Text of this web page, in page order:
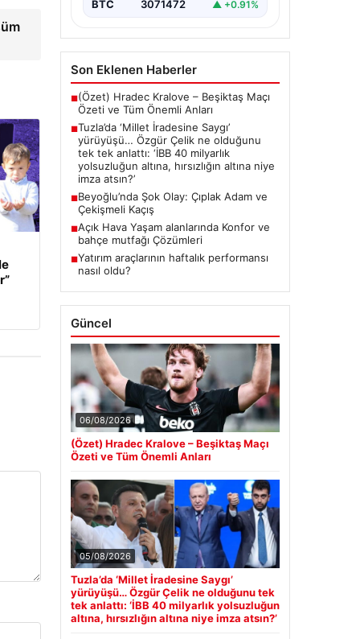
Tuzla…
BTC 3071472 ▲ +0.91%
Son Eklenen Haberler
■(Özet) Hradec Kralove – Beşiktaş Maçı
Özeti ve Tüm Önemli Anları
■Tuzla’da ‘Millet İradesine Saygı’
yürüyüşü… Özgür Çelik ne olduğunu
tek tek anlattı: ‘İBB 40 milyarlık
yolsuzluğun altına, hırsızlığın altına niye
imza atsın?’
■Beyoğlu’nda Şok Olay: Çıplak Adam ve
Çekişmeli Kaçış
■Açık Hava Yaşam alanlarında Konfor ve
bahçe mutfağı Çözümleri
■Yatırım araçlarının haftalık performansı
nasıl oldu?
Güncel
06/08/2026
(Özet) Hradec Kralove – Beşiktaş Maçı
Özeti ve Tüm Önemli Anları
05/08/2026
Tuzla’da ‘Millet İradesine Saygı’
yürüyüşü… Özgür Çelik ne olduğunu tek
tek anlattı: ‘İBB 40 milyarlık yolsuzluğun
altına, hırsızlığın altına niye imza atsın?’